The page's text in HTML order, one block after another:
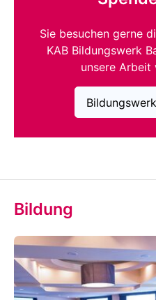
Sie besuchen gerne
KAB Bildungswerk
unsere Arbeit
Bildung